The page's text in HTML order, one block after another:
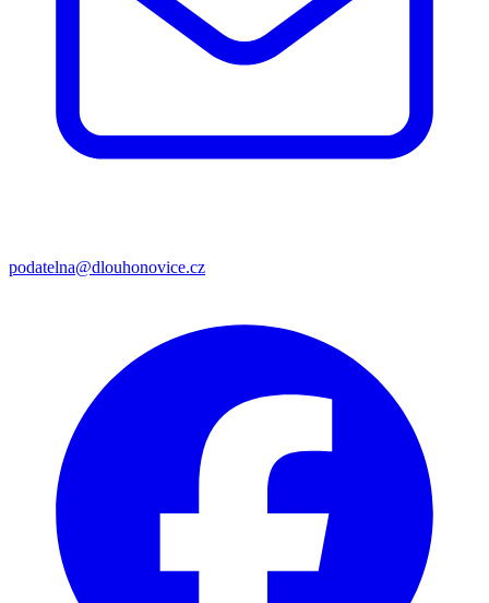
podatelna@dlouhonovice.cz